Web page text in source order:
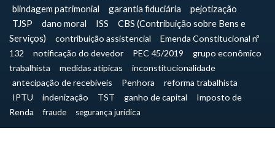
blindagem patrimonial
garantia fiduciária
pejotização
TJSP
dano moral ISS
CBS (Contribuição sobre Bens e
Serviços)
contribuição assistencial
Emenda Constitucional nº
132
notificação do devedor PEC 45/2019
grupo econômico
trabalhista
medidas atípicas
inconstitucionalidade
antecipação de recebíveis
Penhora
reforma trabalhista
IPTU
indenização TST ganho de capital
Imposto de
Renda
fraude segurança jurídica